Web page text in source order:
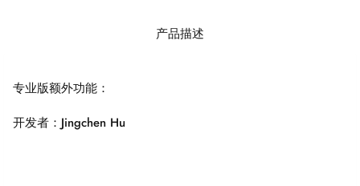
产品描述
专业版额外功能：
开发者：Jingchen Hu